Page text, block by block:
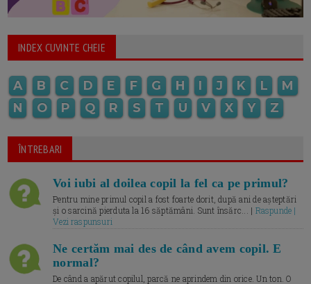
INDEX CUVINTE CHEIE
A B C D E F G H I J K L
M
N
O P Q R S T U V X Y Z
ÎNTREBARI
Voi iubi al doilea copil la fel ca pe primul?
Pentru mine primul copil a fost foarte dorit, după ani de așteptări
și o sarcină pierduta la 16 săptămâni. Sunt însărc... | Raspunde |
Vezi raspunsuri
Ne certăm mai des de când avem copil. E
normal?
De când a apărut copilul, parcă ne aprindem din orice. Un ton. O